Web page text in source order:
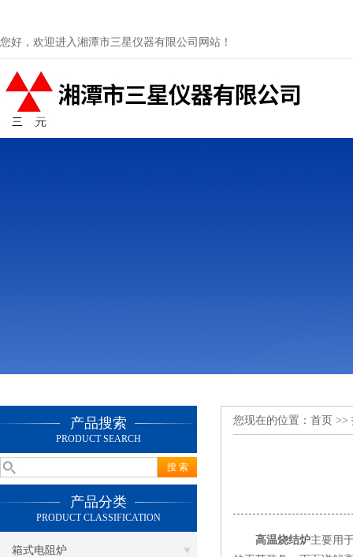
您好，欢迎进入湘潭市三星仪器有限公司网站！
产品搜索
PRODUCT SEARCH
产品分类
PRODUCT CLASSIFICATION
箱式电阻炉
您现在的位置： 首页 >>
高温烧结炉主要用